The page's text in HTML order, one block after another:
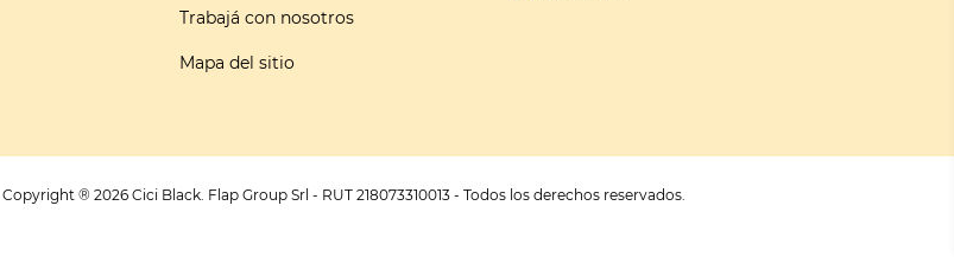
Trabajá con nosotros
Mapa del sitio
Copyright ® 2026 Cici Black. Flap Group Srl - RUT 218073310013 - Todos los derechos reservados.